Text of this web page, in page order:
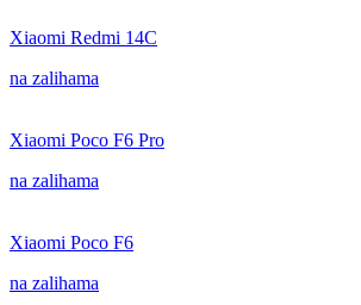
Xiaomi Redmi 14C
na zalihama
Xiaomi Poco F6 Pro
na zalihama
Xiaomi Poco F6
na zalihama